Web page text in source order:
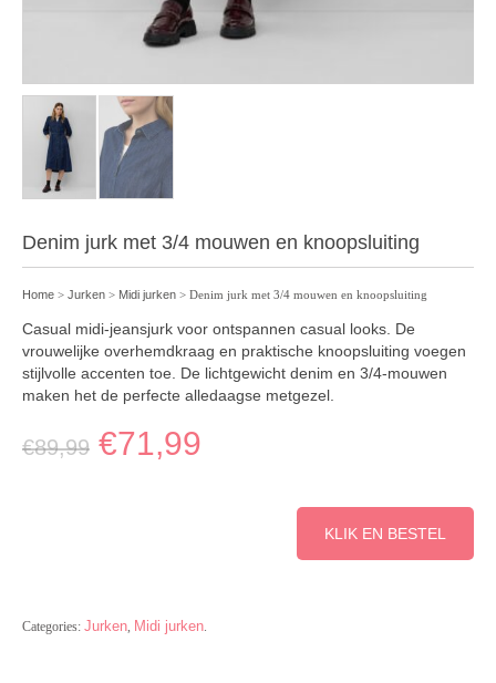
Denim jurk met 3/4 mouwen en knoopsluiting
Home > Jurken > Midi jurken > Denim jurk met 3/4 mouwen en knoopsluiting
Casual midi-jeansjurk voor ontspannen casual looks. De
vrouwelijke overhemdkraag en praktische knoopsluiting voegen
stijlvolle accenten toe. De lichtgewicht denim en 3/4-mouwen
maken het de perfecte alledaagse metgezel.
€89,99 €71,99
KLIK EN BESTEL
Categories: Jurken, Midi jurken.